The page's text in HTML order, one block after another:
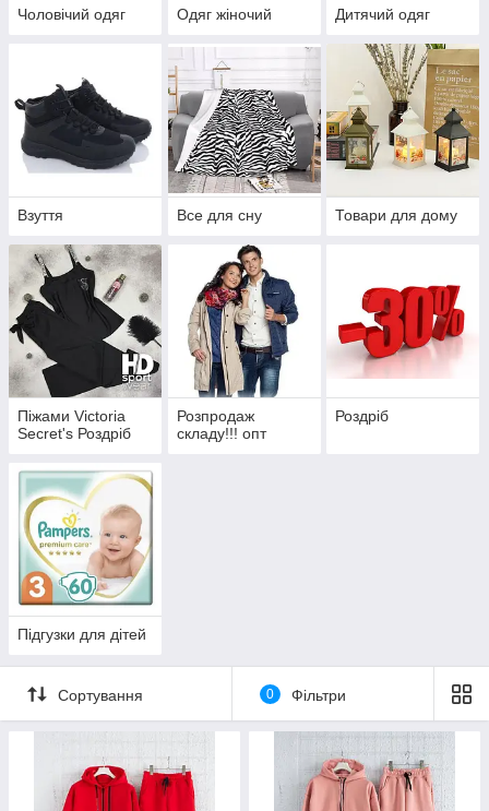
Чоловічий одяг Одяг жіночий Дитячий одяг
Взуття Все для сну Товари для дому
Піжами Victoria
Secret's Роздріб
Розпродаж
складу!!! опт
Роздріб
Підгузки для дітей
Сортування 0 Фільтри